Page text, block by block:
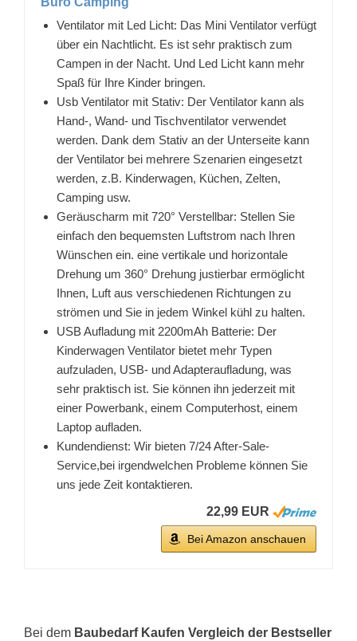
Ventilator mit Led Licht: Das Mini Ventilator verfügt
über ein Nachtlicht. Es ist sehr praktisch zum
Campen in der Nacht. Und Led Licht kann mehr
Spaß für Ihre Kinder bringen.
Usb Ventilator mit Stativ: Der Ventilator kann als
Hand-, Wand- und Tischventilator verwendet
werden. Dank dem Stativ an der Unterseite kann
der Ventilator bei mehrere Szenarien eingesetzt
werden, z.B. Kinderwagen, Küchen, Zelten,
Camping usw.
Geräuscharm mit 720° Verstellbar: Stellen Sie
einfach den bequemsten Luftstrom nach Ihren
Wünschen ein. eine vertikale und horizontale
Drehung um 360° Drehung justierbar ermöglicht
Ihnen, Luft aus verschiedenen Richtungen zu
strömen und Sie in jedem Winkel kühl zu halten.
USB Aufladung mit 2200mAh Batterie: Der
Kinderwagen Ventilator bietet mehr Typen
aufzuladen, USB- und Adapteraufladung, was
sehr praktisch ist. Sie können ihn jederzeit mit
einer Powerbank, einem Computerhost, einem
Laptop aufladen.
Kundendienst: Wir bieten 7/24 After-Sale-
Service,bei irgendwelchen Probleme können Sie
uns jede Zeit kontaktieren.
22,99 EUR
Bei Amazon anschauen
Bei dem Baubedarf Kaufen Vergleich der Bestseller